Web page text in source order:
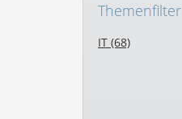
Themenfilter
IT (68)